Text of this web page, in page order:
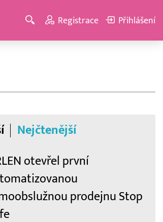
Registrace Přihlášení
Nejčtenější
otevřel první
prodejnu Stop